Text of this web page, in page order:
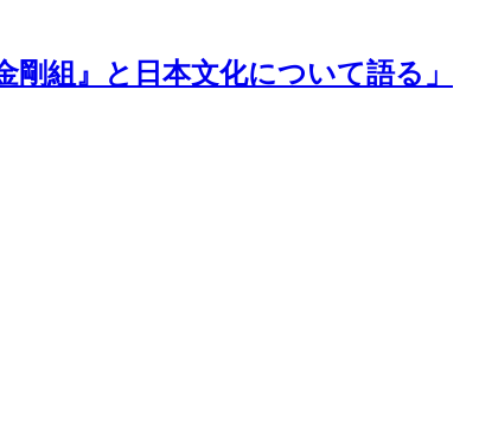
組』と日本文化について語る」